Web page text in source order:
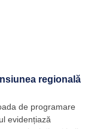
regională
de programare
evidențiază